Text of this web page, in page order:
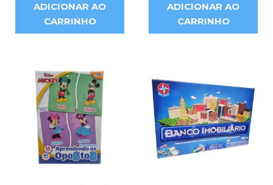
ADICIONAR AO
CARRINHO
ADICIONAR AO
CARRINHO